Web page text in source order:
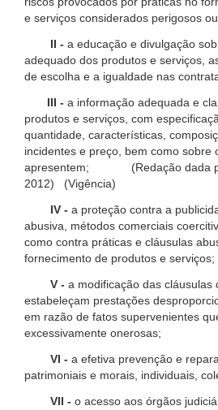
e serviços considerados perigosos
II - a educação e divulgação
adequado dos produtos e serviços,
de escolha e a igualdade nas
III - a informação adequada e
produtos e serviços, com
quantidade, características,
incidentes e preço, bem como sobre
apresentem; (Redação dada
2012) (Vigência)
IV - a proteção contra a
abusiva, métodos comerciais
como contra práticas e cláusulas
fornecimento de produtos e serviços;
V - a modificação das cláusulas
estabeleçam prestações
em razão de fatos supervenientes
excessivamente onerosas;
VI - a efetiva prevenção e
patrimoniais e morais, individuais,
VII - o acesso aos órgãos